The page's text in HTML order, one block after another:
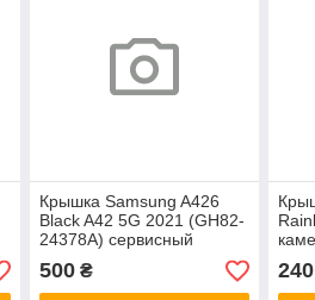
Крышка Samsung A426
Black A42 5G 2021 (GH82-
24378A) сервисный
500₴ 240